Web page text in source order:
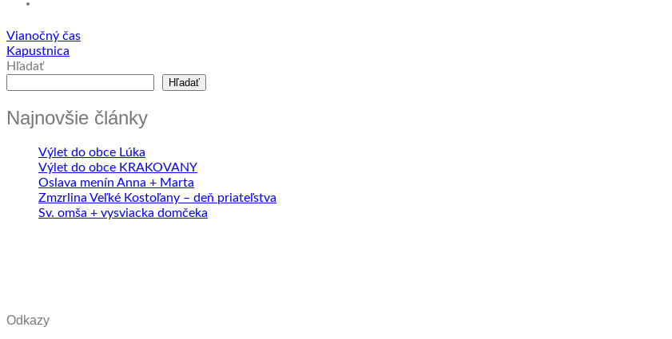
Vianočný čas
Kapustnica
Hľadať
Hľadať
Najnovšie články
Výlet do obce Lúka
Výlet do obce KRAKOVANY
Oslava menín Anna + Marta
Zmzrlina Veľké Kostoľany – deň priateľstva
Sv. omša + vysviacka domčeka
Odkazy